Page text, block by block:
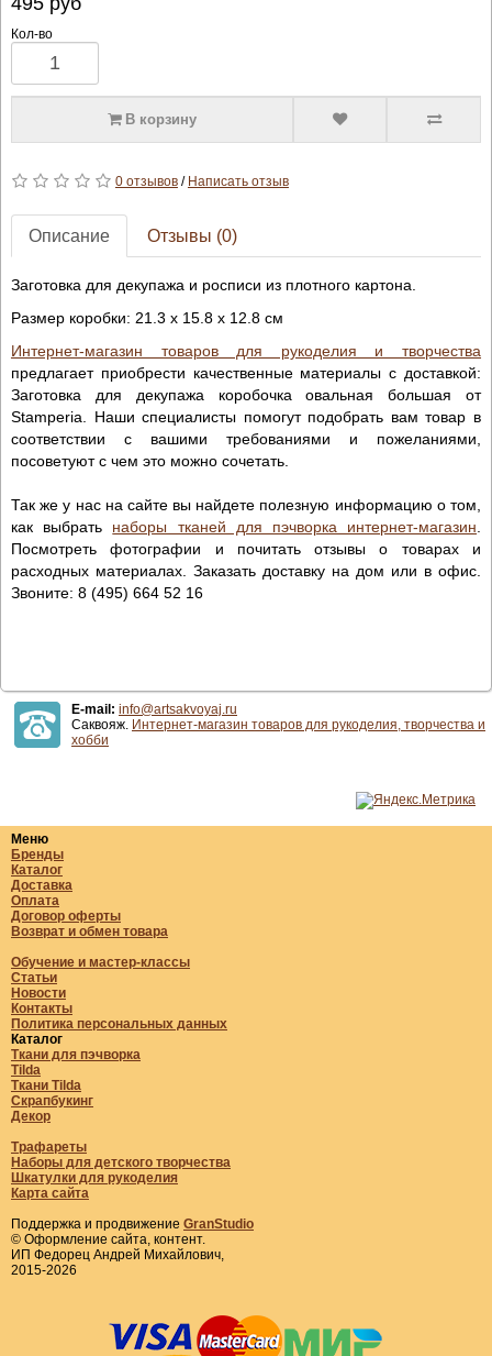
Кол-во
В корзину
0 отзывов/ Написать отзыв
Описание Отзывы (0)
Заготовка для декупажа и росписи из плотного картона
Размер коробки: 21.3 х 15.8 х 12.8 см
Интернет-магазин товаров для рукоделия и творчества
предлагает приобрести качественные материалы с доставкой:
Заготовка для декупажа коробочка овальная большая от
Stamperia. Наши специалисты помогут подобрать вам товар в
соответствии с вашими требованиями и пожеланиями,
посоветуют с чем это можно сочетать.
Так же у нас на сайте вы найдете полезную информацию о том,
как выбрать наборы тканей для пэчворка интернет-магазин
Посмотреть фотографии и почитать отзывы о товарах и
расходных материалах. Заказать доставку на дом или в офис.
Звоните: 8 (495) 664 52 16
E-mail: info@artsakvoyaj.ru
Саквояж. Интернет-магазин товаров для рукоделия, творчества и
хобби
Меню
Бренды
Каталог
Доставка
Оплата
Договор оферты
Возврат и обмен товара
Обучение и мастер-классы
Статьи
Новости
Контакты
Политика персональных данных
Каталог
Ткани для пэчворка
Tilda
Ткани Tilda
Скрапбукинг
Декор
Трафареты
Наборы для детского творчества
Шкатулки для рукоделия
Карта сайта
Поддержка и продвижение GranStudio
© Оформление сайта, контент.
ИП Федорец Андрей Михайлович,
2015-2026